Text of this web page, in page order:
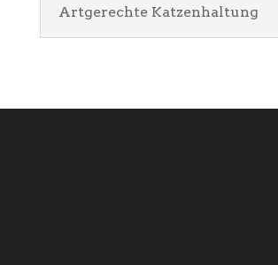
Artgerechte Katzenhaltung